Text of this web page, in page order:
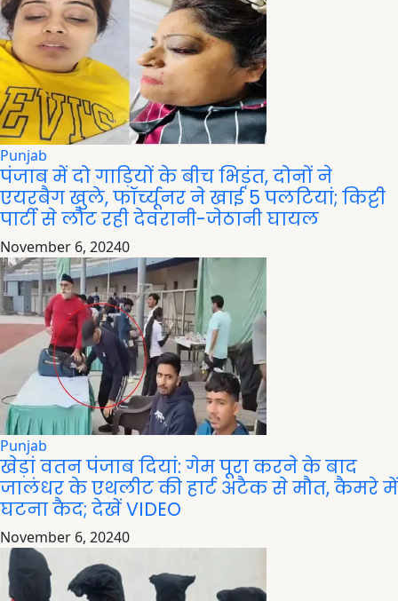
Punjab
पंजाब में दो गाड़ियों के बीच भिड़ंत, दोनों ने
एयरबैग खुले, फॉर्च्यूनर ने खाई 5 पलटियां; किट्टी
पार्टी से लौट रही देवरानी-जेठानी घायल
November 6, 20240
Punjab
खेड़ां वतन पंजाब दियां: गेम पूरा करने के बाद
जालंधर के एथलीट की हार्ट अटैक से मौत, कैमरे में
घटना कैद; देखें VIDEO
November 6, 20240